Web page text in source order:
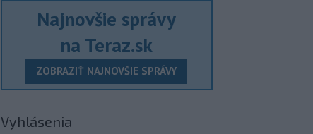
Najnovšie správy
na Teraz.sk
ZOBRAZIŤ NAJNOVŠIE SPRÁVY
Vyhlásenia